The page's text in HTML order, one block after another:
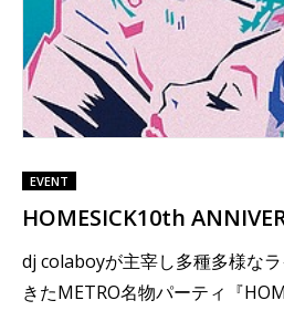
EVENT
HOMESICK10th
dj colaboyが主宰し多種多様な
きたMETRO名物パーティ『